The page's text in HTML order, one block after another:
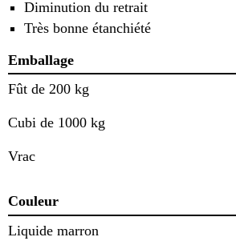
Diminution du retrait
Très bonne étanchiété
Emballage
Fût de 200 kg
Cubi de 1000 kg
Vrac
Couleur
Liquide marron